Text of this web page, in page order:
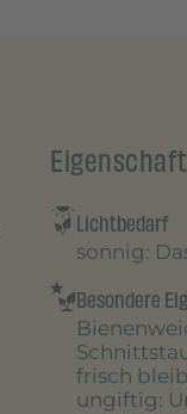
Lichtbedarf
sonnig:
Besondere
frisch
ungiftig: